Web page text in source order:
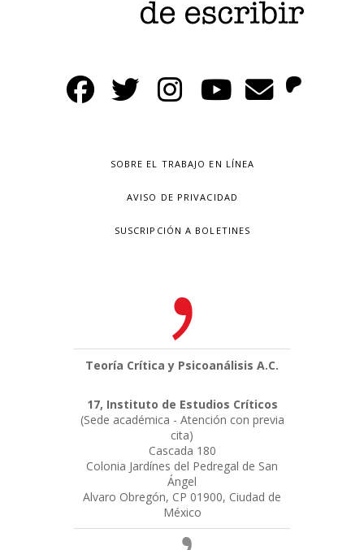
SOBRE EL TRABAJO EN LÍNEA
AVISO DE PRIVACIDAD
SUSCRIPCIÓN A BOLETINES
Teoría Crítica y Psicoanálisis A.C.
17, Instituto de Estudios Críticos
(Sede académica - Atención con previa
cita)
Cascada 180
Colonia Jardínes del Pedregal de San
Ángel
Alvaro Obregón, CP 01900, Ciudad de
México